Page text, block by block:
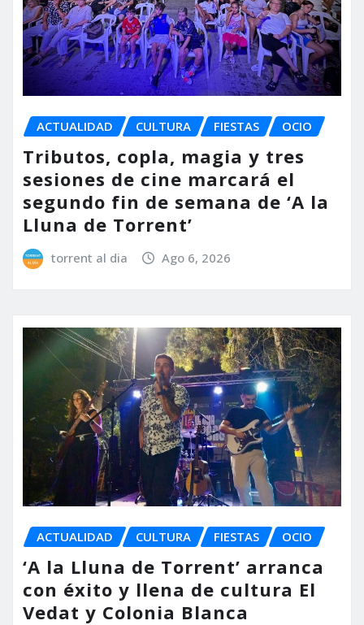
ACTUALIDAD CULTURA FIESTAS OCIO
Tributos, copla, magia y tres
sesiones de cine marcará el
segundo fin de semana de ‘A la
Lluna de Torrent’
torrent al dia Ago 6, 2026
ACTUALIDAD CULTURA FIESTAS OCIO
‘A la Lluna de Torrent’ arranca
con éxito y llena de cultura El
Vedat y Colonia Blanca